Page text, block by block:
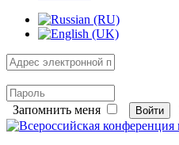
Запомнить меня Войти